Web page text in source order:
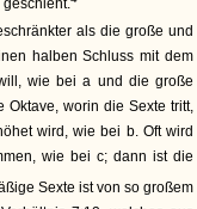
geschieht.
als die große und
halben Schluss mit dem
wie bei a und die große
Oktave, worin die Sexte tritt,
wird, wie bei b. Oft wird
wie bei c; dann ist die
Sexte ist von so großem